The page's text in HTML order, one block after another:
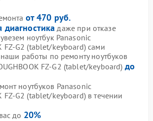
от 470 руб.
диагностика даже при отказе
ноутбук Panasonic
FZ-G2 (tablet/keyboard) сами
наши работы по ремонту ноутбуков
FZ-G2 (tablet/keyboard) до
ноутбуков Panasonic
FZ-G2 (tablet/keyboard) в течении
до 20%